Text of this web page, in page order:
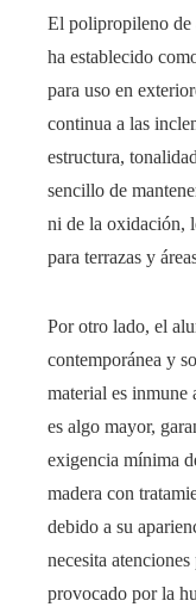
El polipropileno de
ha establecido
para uso en
continua a las
estructura,
sencillo de
ni de la oxidación,
para terrazas y
Por otro lado, el
contemporánea y
material es inmune
es algo mayor,
exigencia mínima
madera con
debido a su
necesita
provocado por la